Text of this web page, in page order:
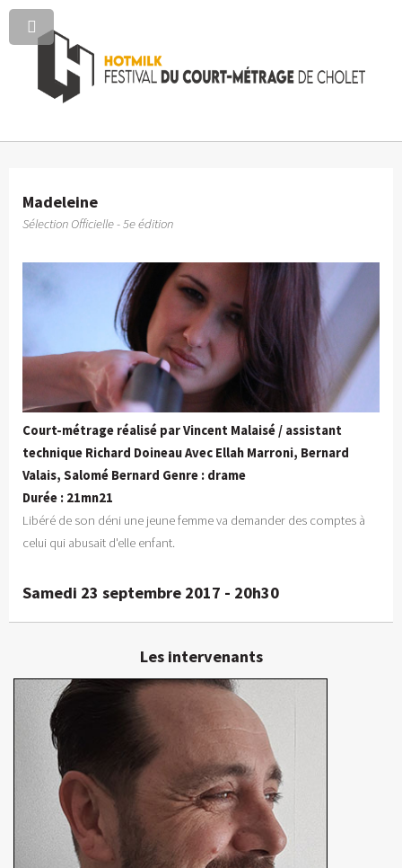
Madeleine
Sélection Officielle - 5e édition
Court-métrage réalisé par Vincent Malaisé / assistant
technique Richard Doineau Avec Ellah Marroni, Bernard
Valais, Salomé Bernard Genre : drame
Durée : 21mn21
Libéré de son déni une jeune femme va demander des comptes à
celui qui abusait d'elle enfant.
Samedi 23 septembre 2017 - 20h30
Les intervenants
Vincent Malaisé
Réalisateur, producteur
En détails